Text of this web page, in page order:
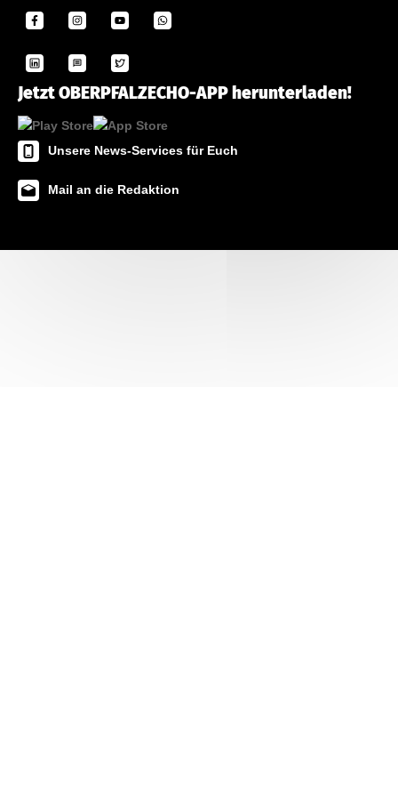
Jetzt OBERPFALZECHO-APP herunterladen!
Unsere News-Services für Euch
Mail an die Redaktion